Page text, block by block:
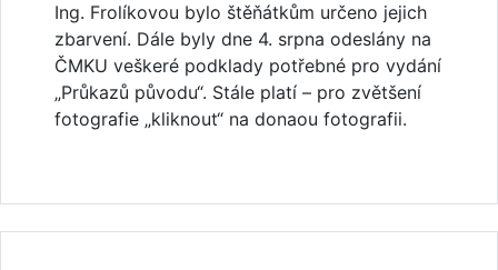
Ing. Frolíkovou bylo štěňátkům určeno jejich
zbarvení. Dále byly dne 4. srpna odeslány na
ČMKU veškeré podklady potřebné pro vydání
„Průkazů původu“. Stále platí – pro zvětšení
fotografie „kliknout“ na donaou fotografii.